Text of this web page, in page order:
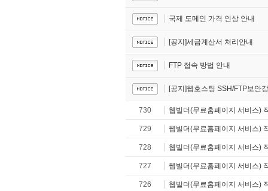
국제 도메인 가격 인상 안내
[공지]세금계산서 처리안내
FTP 접속 방법 안내
[공지]웹호스팅 SSH/FTP보안
730 웹빌더(무료홈페이지 서비스)
729 웹빌더(무료홈페이지 서비스)
728 웹빌더(무료홈페이지 서비스)
727 웹빌더(무료홈페이지 서비스)
726 웹빌더(무료홈페이지 서비스)